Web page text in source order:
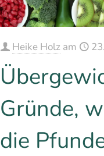
Heike Holz am
Gründe,
die